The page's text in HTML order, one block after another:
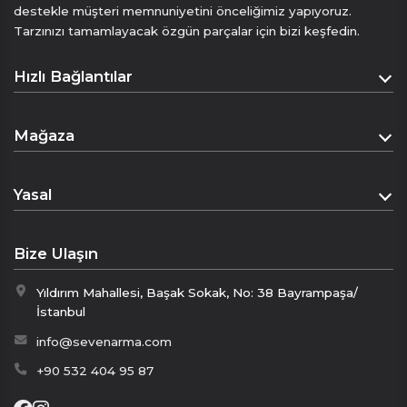
düğün, davet veya özel kutlamalarda stilinizi
öne çıkarır.
lüksü ve zarafeti aynı anda yansıtır.
• “Klasikleşen Lüks”
destekle müşteri memnuniyetini önceliğimiz yapıyoruz.
Tarzınızı tamamlayacak özgün parçalar için bizi keşfedin.
Hızlı Bağlantılar
Hakkımızda
Mağaza
Sepet
Yasal
Gizlilik Politikası
İptal & İade Politikası
Bize Ulaşın
Yıldırım Mahallesi, Başak Sokak, No: 38 Bayrampaşa/
İstanbul
info@sevenarma.com
+90 532 404 95 87